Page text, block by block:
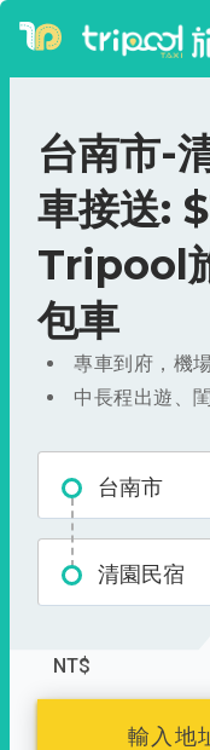
台南市-
車接送:
Tripool
包車
專車到府，機
中長程出遊、
台南市
清園民宿
NT$
輸入地